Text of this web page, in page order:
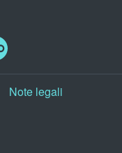
Note legali